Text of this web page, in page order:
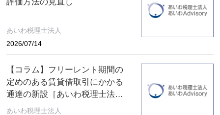
あいわ税理士法人
2026/07/14
【コラム】フリーレント期間の
定めのある賃貸借取引にかかる
通達の新設［あいわ税理士法人
コラム］
あいわ税理士法人